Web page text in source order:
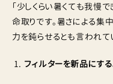
「少しくらい暑くても我慢
命取りです。暑さによる
力を鈍らせるとも言われて
フィルターを新品にする